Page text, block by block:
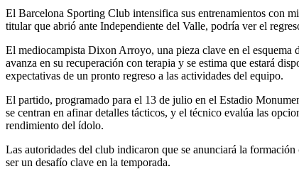
El Barcelona Sporting Club intensifica sus entrenamientos con
titular que abrió ante Independiente del Valle, podría ver el
El mediocampista Dixon Arroyo, una pieza clave en el esquema
avanza en su recuperación con terapia y se estima que estará
expectativas de un pronto regreso a las actividades del equipo.
El partido, programado para el 13 de julio en el Estadio
se centran en afinar detalles tácticos, y el técnico evalúa las
rendimiento del ídolo.
Las autoridades del club indicaron que se anunciará la
ser un desafío clave en la temporada.